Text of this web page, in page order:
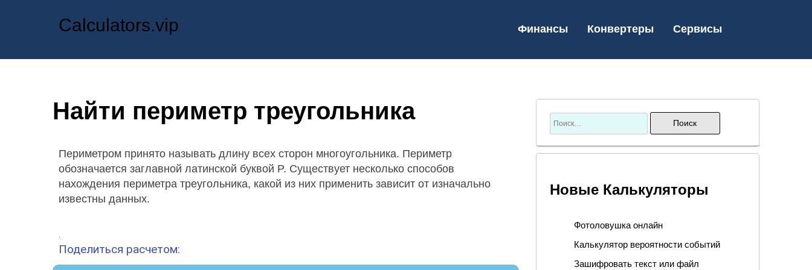
Calculators.vip Финансы Конвертеры Сервисы
Найти периметр треугольника
Периметром принято называть длину всех сторон многоугольника. Периметр
обозначается заглавной латинской буквой P. Существует несколько способов
нахождения периметра треугольника, какой из них применить зависит от изначально
известны данных.
Поделиться расчетом:
Новые Калькуляторы
Фотоловушка онлайн
Калькулятор вероятности событий
Зашифровать текст или файл